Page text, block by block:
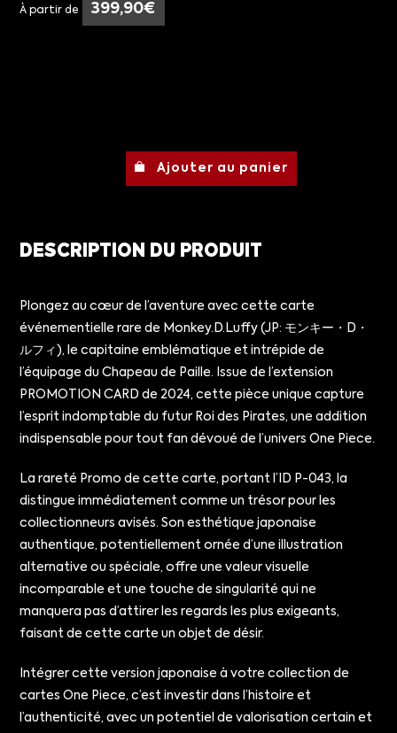
À partir de 399,90€
Ajouter au panier
DESCRIPTION DU PRODUIT
Plongez au cœur de l’aventure avec cette carte
événementielle rare de Monkey.D.Luffy (JP: モンキー・D・
ルフィ), le capitaine emblématique et intrépide de
l’équipage du Chapeau de Paille. Issue de l’extension
PROMOTION CARD de 2024, cette pièce unique capture
l’esprit indomptable du futur Roi des Pirates, une addition
indispensable pour tout fan dévoué de l’univers One Piece.
La rareté Promo de cette carte, portant l’ID P-043, la
distingue immédiatement comme un trésor pour les
collectionneurs avisés. Son esthétique japonaise
authentique, potentiellement ornée d’une illustration
alternative ou spéciale, offre une valeur visuelle
incomparable et une touche de singularité qui ne
manquera pas d’attirer les regards les plus exigeants,
faisant de cette carte un objet de désir.
Intégrer cette version japonaise à votre collection de
cartes One Piece, c’est investir dans l’histoire et
l’authenticité, avec un potentiel de valorisation certain et